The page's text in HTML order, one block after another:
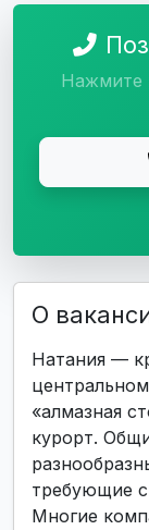
Нажмите
О
Натания —
«алмазная
курорт.
требующие
Многие